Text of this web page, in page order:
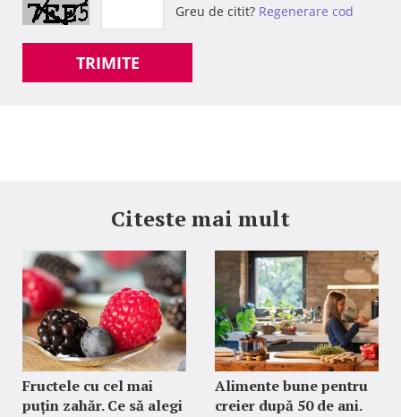
Greu de citit? Regenerare cod
TRIMITE
Citeste mai mult
Fructele cu cel mai
puțin zahăr. Ce să alegi
Alimente bune pentru
creier după 50 de ani.